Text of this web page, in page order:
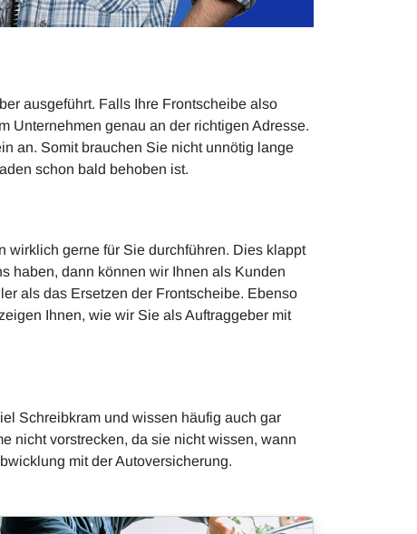
ausgeführt. Falls Ihre Frontscheibe also
Unternehmen genau an der richtigen Adresse.
an. Somit brauchen Sie nicht unnötig lange
schon bald behoben ist.
wirklich gerne für Sie durchführen. Dies klappt
haben, dann können wir Ihnen als Kunden
als das Ersetzen der Frontscheibe. Ebenso
Ihnen, wie wir Sie als Auftraggeber mit
Schreibkram und wissen häufig auch gar
nicht vorstrecken, da sie nicht wissen, wann
mit der Autoversicherung.